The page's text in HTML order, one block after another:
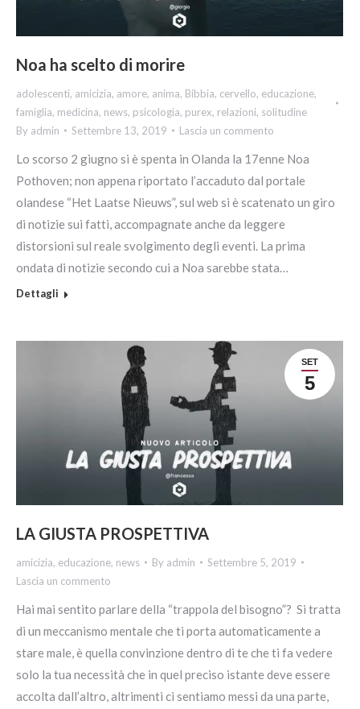
Noa ha scelto di morire
adolescenti, amicizia, amore, anima, Bibbia, cervello, educazione,
famiglia, medicina, news, psicologia, purex, relazioni, solitudine
By admin Settembre 13, 2019 Lascia un commento
Lo scorso 2 giugno si è spenta in Olanda la 17enne Noa
Pothoven; non appena riportato l’accaduto dal portale
olandese “Het Laatse Nieuws”, sul web si è scatenato un giro
di notizie sui fatti, accompagnate anche da leggere
distorsioni sul reale svolgimento degli eventi. La prima
ondata di notizie secondo cui a Noa sarebbe stata…
Dettagli
SET
5
LA GIUSTA PROSPETTIVA
amicizia, educazione, news By admin
Settembre 5, 2019
Lascia un commento
Hai mai sentito parlare della “trappola del bisogno”? Si tratta
di un meccanismo mentale che ti porta automaticamente a
stare male, è quella convinzione dentro di te che ti fa vedere
solo la tua necessità che in quel preciso istante deve essere
accolta dall’altro, altrimenti ci sentiamo messi da una parte,